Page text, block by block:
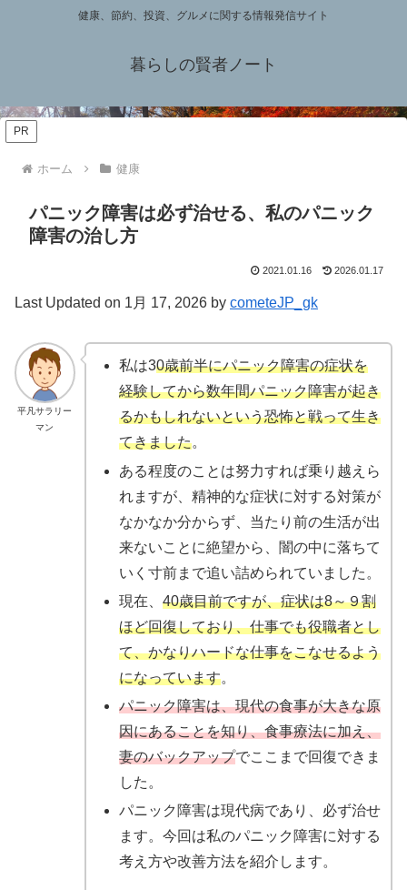
健康、節約、投資、グルメに関する情報発信サイト
暮らしの賢者ノート
PR
ホーム 健康
パニック障害は必ず治せる、私のパニック
障害の治し方
2021.01.16 2026.01.17
Last Updated on 1月 17, 2026 by cometeJP_gk
平凡サラリー
マン
私は30歳前半にパニック障害の症状を
経験してから数年間パニック障害が起き
るかもしれないという恐怖と戦って生き
てきました。
ある程度のことは努力すれば乗り越えら
れますが、精神的な症状に対する対策が
なかなか分からず、当たり前の生活が出
来ないことに絶望から、闇の中に落ちて
いく寸前まで追い詰められていました。
現在、 40歳目前ですが、症状は8～９割
ほど回復しており、仕事でも役職者とし
て、かなりハードな仕事をこなせるよう
になっています。
パニック障害は、現代の食事が大きな原
因にあることを知り、食事療法に加え、
妻のバックアップでここまで回復できま
した。
パニック障害は現代病であり、必ず治せ
ます。今回は私のパニック障害に対する
考え方や改善方法を紹介します。